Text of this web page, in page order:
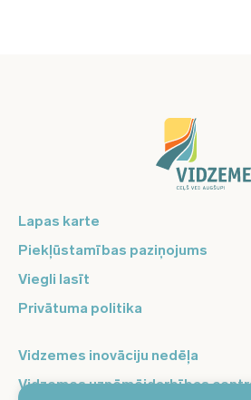
Lapas karte
Piekļūstamības paziņojums
Viegli lasīt
Privātuma politika
Vidzemes inovāciju nedēļa
Vidzemes uzņēmējdarbības